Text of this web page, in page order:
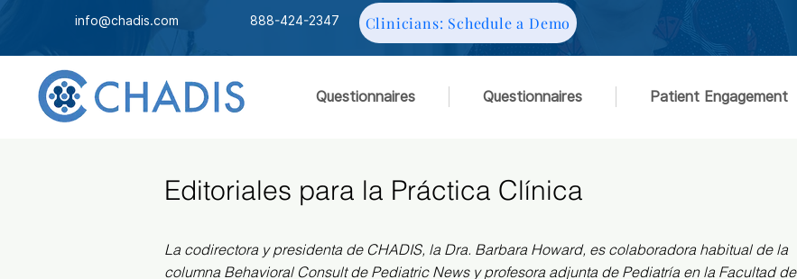
info@chadis.com 888-424-2347 Clinicians: Schedule a Demo
Questionnaires Questionnaires Patient Engagement
Editoriales para la Práctica Clínica
La codirectora y presidenta de CHADIS, la Dra. Barbara Howard, es colaboradora habitual de la
columna Behavioral Consult de Pediatric News y profesora adjunta de Pediatría en la Facultad de